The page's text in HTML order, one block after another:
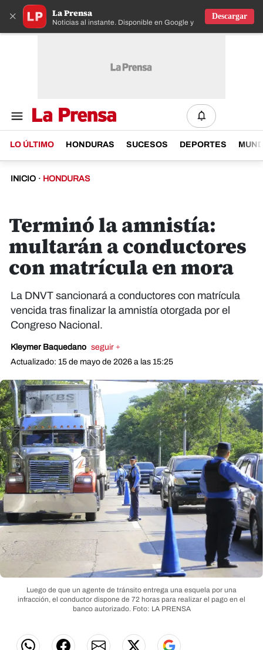
× La Prensa
Noticias al instante. Disponible en Google y IOS
Descargar
LO ÚLTIMO HONDURAS SUCESOS DEPORTES
INICIO · HONDURAS
Terminó la amnistía:
multarán a conductores
con matrícula en mora
La DNVT sancionará a conductores con matrícula
vencida tras finalizar la amnistía otorgada por el
Congreso Nacional.
Kleymer Baquedano seguir +
Actualizado: 15 de mayo de 2026 a las 15:25
Luego de que un agente de tránsito entrega una esquela por una
infracción, el conductor dispone de 72 horas para realizar el pago en el
banco autorizado. Foto: LA PRENSA